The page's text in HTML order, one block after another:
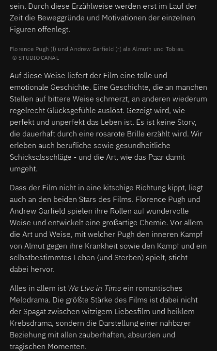
sein. Durch diese Erzählweise werden erst im Lauf der
Zeit die Beweggründe und Motivationen der einzelnen
Figuren offenlegt.
Florence Pugh (l) und Andrew Garfield (r) als Almuth und Tobias.
STUDIOCANAL
Auf diese Weise liefert der Film eine tolle und
emotionale Geschichte. Eine Geschichte, die an manchen
Stellen auf bittere Weise schmerzt, an anderen wiederum
regelrecht Glücksgefühle auslöst. Gezeigt wird, wie
perfekt und unperfekt das Leben ist. Es ist keine Story,
die dauerhaft durch eine rosarote Brille erzählt wird. Wir
erleben auch berufliche sowie gesundheitliche
Schicksalsschläge - und die Art, wie das Paar damit
umgeht.
Dass der Film nicht in eine kitschige Richtung kippt, liegt
auch an den beiden Stars des Films. Florence Pugh und
Andrew Garfield spielen ihre Rollen auf wundervolle
Weise und entwickelt eine großartige Chemie. Vor allem
die Art und Weise, mit welcher Pugh den inneren Kampf
von Almut gegen ihre Krankheit sowie den Kampf und ein
selbstbestimmtes Leben (und Sterben) spielt, sticht
dabei hervor.
Alles in allem ist We Live in Time ein romantisches
Melodrama. Die größte Stärke des Films ist dabei nicht
der Spagat zwischen witzigem Liebesfilm und heiklem
Krebsdrama, sondern die Darstellung einer nahbarer
Beziehung mit allen zauberhaften, absurden und
tragischen Momenten.